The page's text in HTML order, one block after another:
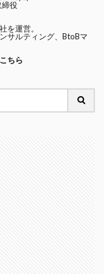
役
を運営。
サルティング、BtoBマ
ちら